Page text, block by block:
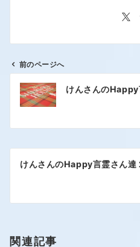
前のページへ
けんさんのHappy
けんさんのHappy言霊さん達
関連記事